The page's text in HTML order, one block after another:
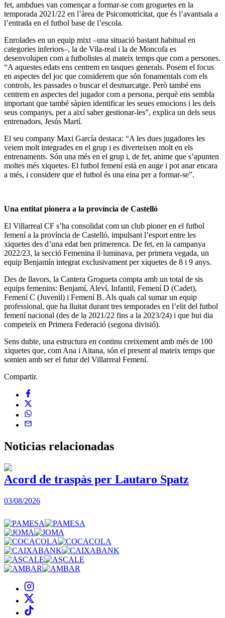
fet, ambdues van començar a formar-se com groguetes en la
temporada 2021/22 en l’àrea de Psicomotricitat, que és l’avantsala a
l’entrada en el futbol base de l’escola.
Enrolades en un equip mixt –una situació bastant habitual en
categories inferiors–, la de Vila-real i la de Moncofa es
desenvolupen com a futbolistes al mateix temps que com a persones.
“A aquestes edats ens centrem en tasques generals. Posem el focus
en aspectes del joc que considerem que són fonamentals com els
controls, les passades o buscar el desmarcatge. Però també ens
centrem en aspectes del jugador com a persona, perquè ens sembla
important que també sàpien identificar les seues emocions i les dels
seus companys, per a així saber gestionar-les”, explica un dels seus
entrenadors, Jesús Martí.
El seu company Maxi García destaca: “A les dues jugadores les
veiem molt integrades en el grup i es diverteixen molt en els
entrenaments. Són una més en el grup i, de fet, anime que s’apunten
moltes més xiquetes. El futbol femení està en auge i pot anar encara
a més, i considere que el futbol és una eina per a formar-se”.
Una entitat pionera a la província de Castelló
El Villarreal CF s’ha consolidat com un club pioner en el futbol
femení a la província de Castelló, impulsant l’esport entre les
xiquetes des d’una edat ben primerenca. De fet, en la campanya
2022/23, la secció Femenina il·luminava, per primera vegada, un
equip Benjamín integrat exclusivament per xiquetes de 8 i 9 anys.
Des de llavors, la Cantera Grogueta compta amb un total de sis
equips femenins: Benjamí, Aleví, Infantil, Femení D (Cadet),
Femení C (Juvenil) i Femení B. Als quals cal sumar un equip
professional, que ha lluitat durant tres temporades en l’elit del futbol
femení nacional (des de la 2021/22 fins a la 2023/24) i que hui dia
competeix en Primera Federació (segona divisió).
Sens dubte, una estructura en continu creixement amb més de 100
xiquetes que, com Ana i Aitana, són el present al mateix temps que
somien amb ser el futur del Villarreal Femení.
Compartir.
Noticias relacionadas
Acord de traspàs per Lautaro Spatz
03/08/2026